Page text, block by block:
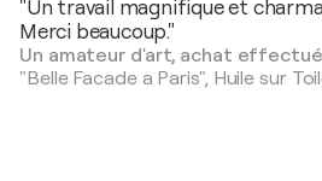
"Un travail magnifique et
Merci beaucoup."
Un amateur d'art, achat
"Belle Facade a Paris", Huile sur